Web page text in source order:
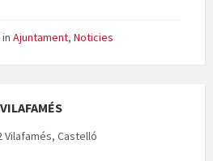
in Ajuntament, Noticies
Vilafamés, Castelló